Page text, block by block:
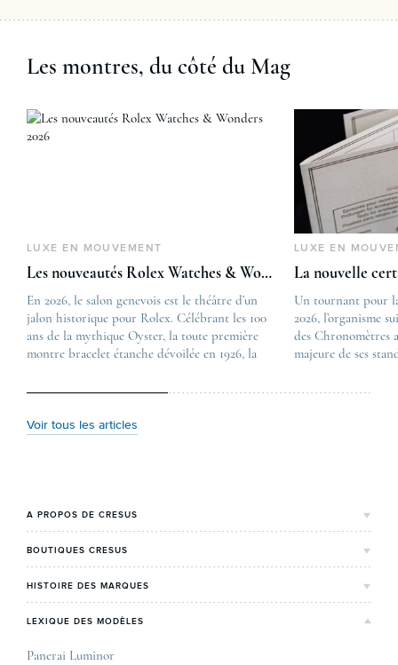
Les montres, du côté du Mag
Voir tous les articles
LUXE EN MOUVEMENT
Les nouveautés Rolex Watches & Wonders 2026
En 2026, le salon genevois est le théâtre d’un
jalon historique pour Rolex. Célébrant les 100
ans de la mythique Oyster, la toute première
montre bracelet étanche dévoilée en 1926, la
métallurgique à la réinterprétation esthétique
The post
Les nouveautés
first appeared on
Lovetime
LUXE EN
La nouvelle
Un tournant pour
2026, l’organisme
des Chronomètres
majeure de ses
A PROPOS DE CRESUS
L'Histoire de Cresus
Notre expertise
On parle de nous
Carrières
BOUTIQUES CRESUS
Lyon
HISTOIRE DES MARQUES
Rolex
LEXIQUE DES MODÈLES
Panerai Luminor